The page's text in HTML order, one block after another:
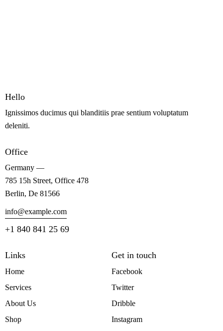
Hello
Ignissimos ducimus qui blanditiis prae sentium voluptatum
deleniti.
Office
Germany —
785 15h Street, Office 478
Berlin, De 81566
info@example.com
+1 840 841 25 69
Links
Home
Services
About Us
Shop
Get in touch
Facebook
Twitter
Dribble
Instagram